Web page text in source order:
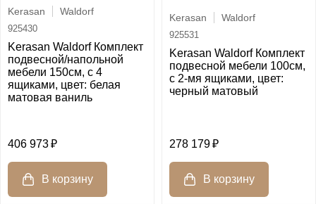
Kerasan Waldorf
925430
Kerasan Waldorf Комплект
подвесной/напольной
мебели 150см, с 4
ящиками, цвет: белая
матовая ваниль
406 973
Kerasan Waldorf
925531
Kerasan Waldorf Комплект
подвесной мебели 100см,
с 2-мя ящиками, цвет:
черный матовый
278 179